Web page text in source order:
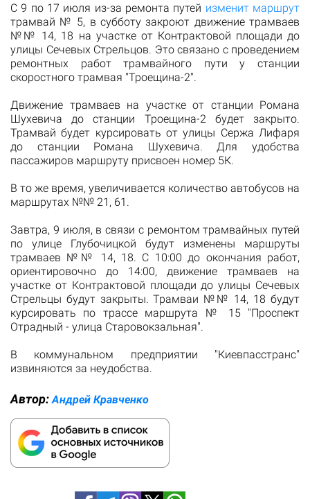
С 9 по 17 июля из-за ремонта путей изменит маршрут
трамвай № 5, в субботу закроют движение трамваев
№№ 14, 18 на участке от Контрактовой площади до
улицы Сечевых Стрельцов. Это связано с проведением
ремонтных работ трамвайного пути у станции
скоростного трамвая "Троещина-2".
Движение трамваев на участке от станции Романа
Шухевича до станции Троещина-2 будет закрыто.
Трамвай будет курсировать от улицы Сержа Лифаря
до станции Романа Шухевича. Для удобства
пассажиров маршруту присвоен номер 5К.
В то же время, увеличивается количество автобусов на
маршрутах №№ 21, 61.
Завтра, 9 июля, в связи с ремонтом трамвайных путей
по улице Глубочицкой будут изменены маршруты
трамваев №№ 14, 18. С 10:00 до окончания работ,
ориентировочно до 14:00, движение трамваев на
участке от Контрактовой площади до улицы Сечевых
Стрельцы будут закрыты. Трамваи №№ 14, 18 будут
курсировать по трассе маршрута № 15 "Проспект
Отрадный - улица Старовокзальная".
В коммунальном предприятии "Киевпасстранс"
извиняются за неудобства.
Автор: Андрей Кравченко